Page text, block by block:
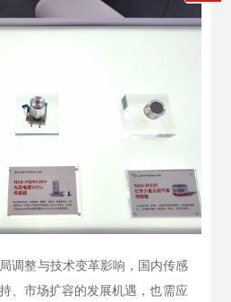
调整与技术变革影响，国内传感
、市场扩容的发展机遇，也需应